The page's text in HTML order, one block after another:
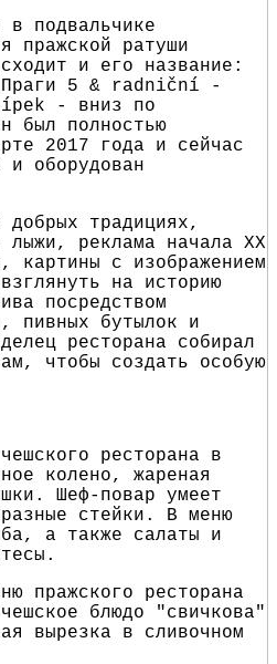
в подвальчике
пражской ратуши
и его название:
Праги 5 & radniční -
- вниз по
был полностью
2017 года и сейчас
и оборудован
традициях,
лыжи, реклама начала XX
картины с изображением
на историю
посредством
пивных бутылок и
ресторана собирал
чтобы создать особую
ресторана в
колено, жареная
Шеф-повар умеет
стейки. В меню
а также салаты и
пражского ресторана
блюдо "свичкова"
вырезка в сливочном